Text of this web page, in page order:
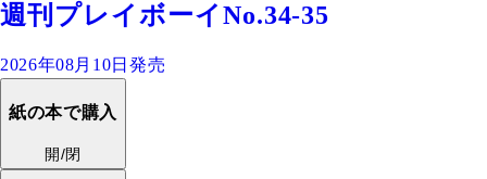
週刊プレイボーイNo.34-35
2026年08月10日発売
紙の本で購入
開/閉